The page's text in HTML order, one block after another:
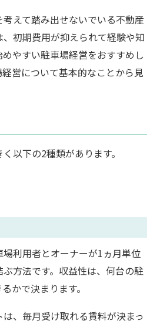
えて踏み出せないでいる不動産
初期費用が抑えられて経験や知
やすい駐車場経営をおすすめし
営について基本的なことから見
以下の2種類があります。
利用者とオーナーが1ヵ月単位
方法です。収益性は、何台の駐
かで決まります。
、毎月受け取れる賃料が決まっ